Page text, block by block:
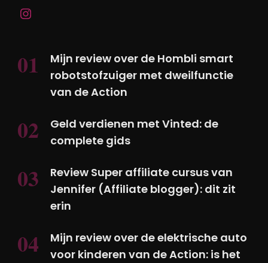
Mijn review over de Hombli smart
robotstofzuiger met dweilfunctie
van de Action
Geld verdienen met Vinted: de
complete gids
Review Super affiliate cursus van
Jennifer (Affiliate blogger): dit zit
erin
Mijn review over de elektrische auto
voor kinderen van de Action: is het